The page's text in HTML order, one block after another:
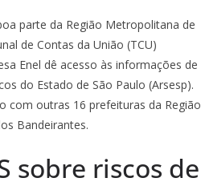
parte da Região Metropolitana de
de Contas da União (TCU)
Enel dê acesso às informações de
do Estado de São Paulo (Arsesp).
com outras 16 prefeituras da Região
Bandeirantes.
sobre riscos de